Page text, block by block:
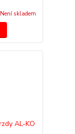
Není skladem